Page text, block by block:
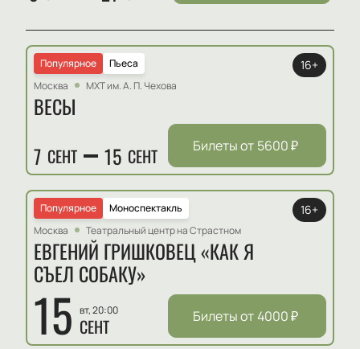
Пьеса
Популярное
Москва
МХТ им. А. П. Чехова
ВЕСЫ
7 СЕНТ 15 СЕНТ
16+
Билеты от 5600₽
Моноспектакль
Популярное
Москва
Театральный центр на Страстном
ЕВГЕНИЙ ГРИШКОВЕЦ «КАК Я
СЪЕЛ СОБАКУ»
15 вт, 20:00
СЕНТ
16+
Билеты от 4000₽